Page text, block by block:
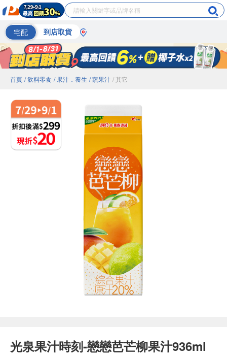
宅配 到店取貨
首頁 / 飲料零食 / 果汁．養生 / 蔬果汁 / 其它
光泉果汁時刻-戀戀芭芒柳果汁936ml